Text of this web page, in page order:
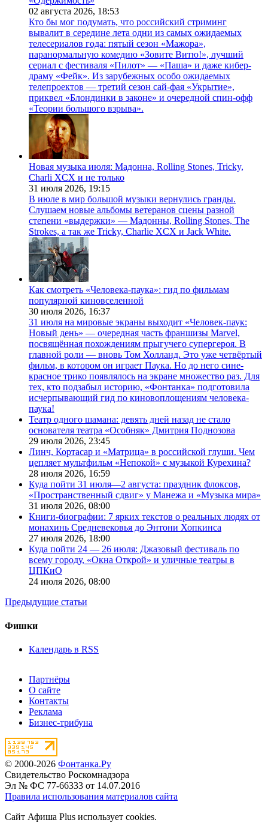
02 августа 2026, 18:53
Кто бы мог подумать, что российский стриминг
вывалит в середине лета одни из самых ожидаемых
телесериалов года: пятый сезон «Мажора»,
паранормальную комедию «Зовите Витю!», лучший
сериал с фестиваля «Пилот» — «Паша» и даже кибер-
драму «Фейк». Из зарубежных особо ожидаемых
телепроектов — третий сезон сай-фая «Укрытие»,
приквел «Блондинки в законе» и очередной спин-офф
«Теории большого взрыва».
Новая музыка июля: Мадонна, Rolling Stones, Tricky,
Charli XCX и не только
31 июля 2026, 19:15
В июле в мир большой музыки вернулись гранды.
Слушаем новые альбомы ветеранов сцены разной
степени «выдержки» — Мадонны, Rolling Stones, The
Strokes, а так же Tricky, Charlie XCX и Jack White.
Как смотреть «Человека-паука»: гид по фильмам
популярной киновселенной
30 июля 2026, 16:37
31 июля на мировые экраны выходит «Человек-паук:
Новый день» — очередная часть франшизы Marvel,
посвящённая похождениям прыгучего супергероя. В
главной роли — вновь Том Холланд. Это уже четвёртый
фильм, в котором он играет Паука. Но до него сине-
красное трико появлялось на экране множество раз. Для
тех, кто подзабыл историю, «Фонтанка» подготовила
исчерпывающий гид по киновоплощениям человека-
паука!
Театр одного шамана: девять дней назад не стало
основателя театра «Особняк» Дмитрия Поднозова
29 июля 2026, 23:45
Линч, Кортасар и «Матрица» в российской глуши. Чем
цепляет мультфильм «Непокой» с музыкой Курехина?
28 июля 2026, 16:59
Куда пойти 31 июля—2 августа: праздник флоксов,
«Пространственный сдвиг» у Манежа и «Музыка мира»
31 июля 2026, 08:00
Книги-биографии: 7 ярких текстов о реальных людях от
монахинь Средневековья до Энтони Хопкинса
27 июля 2026, 18:00
Куда пойти 24 — 26 июля: Джазовый фестиваль по
всему городу, «Окна Открой» и уличные театры в
ЦПКиО
24 июля 2026, 08:00
Предыдущие статьи
Фишки
Календарь в RSS
Партнёры
О сайте
Контакты
Реклама
Бизнес-трибуна
© 2000-2026 Фонтанка.Ру
Свидетельство Роскомнадзора
Эл № ФС 77-66333 от 14.07.2016
Правила использования материалов сайта
Сайт Афиша Plus использует cookies.